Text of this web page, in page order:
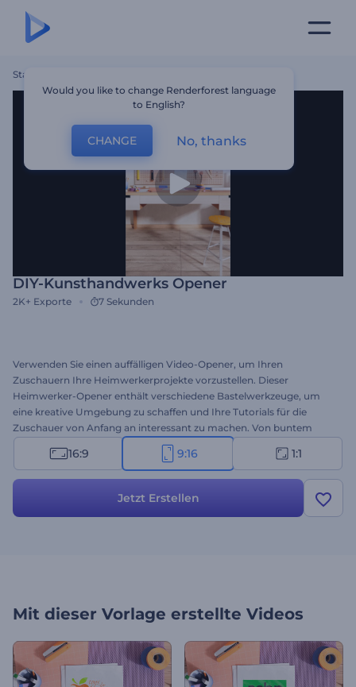
Startseite
DIY-Kunsthandwerks Opener
2K+ Exporte 7 Sekunden
Verwenden Sie einen auffälligen Video-Opener, um Ihren
Zuschauern Ihre Heimwerkerprojekte vorzustellen. Dieser
Heimwerker-Opener enthält verschiedene Bastelwerkzeuge, um
eine kreative Umgebung zu schaffen und Ihre Tutorials für die
Zuschauer von Anfang an interessant zu machen. Von buntem
Klebeband und Glitzer bis hin zu Holzhämmern und Linealen -
dieser thematische Opener ist alles, was Sie brauchen, um Ihre
Heimwerkerprojekte in Angriff zu nehmen. Laden Sie Ihr Logo
hoch, schreiben Sie Ihren Text, und warten Sie ein paar Minuten, um
16:9 9:16 1:1
Jetzt Erstellen
Mit dieser Vorlage erstellte Videos
Would you like to change Renderforest language
to English?
CHANGE No, thanks